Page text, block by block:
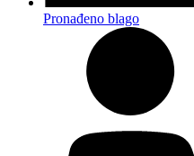
Pronađeno blago